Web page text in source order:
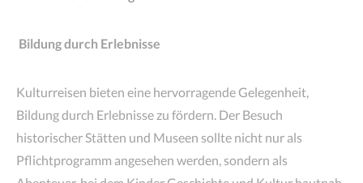
Bildung durch Erlebnisse
Kulturreisen bieten eine hervorragende Gelegenheit,
Bildung durch Erlebnisse zu fördern. Der Besuch
historischer Stätten und Museen sollte nicht nur als
Pflichtprogramm angesehen werden, sondern als